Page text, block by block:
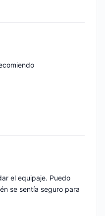
el equipaje. Puedo
se sentía seguro para